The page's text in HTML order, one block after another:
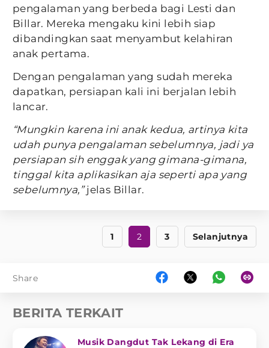
pengalaman yang berbeda bagi Lesti dan
Billar. Mereka mengaku kini lebih siap
dibandingkan saat menyambut kelahiran
anak pertama.
Dengan pengalaman yang sudah mereka
dapatkan, persiapan kali ini berjalan lebih
lancar.
“Mungkin karena ini anak kedua, artinya kita
udah punya pengalaman sebelumnya, jadi ya
persiapan sih enggak yang gimana-gimana,
tinggal kita aplikasikan aja seperti apa yang
sebelumnya,”jelas Billar.
1 2 3 Selanjutnya
Share
BERITA TERKAIT
Musik Dangdut Tak Lekang di Era